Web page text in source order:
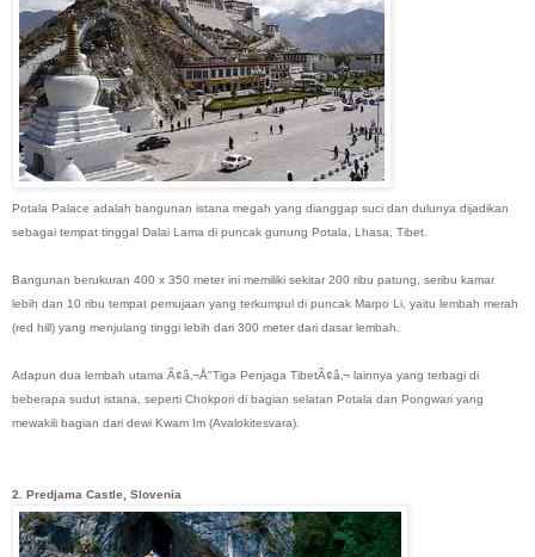
Potala Palace adalah bangunan istana megah yang dianggap suci dan dulunya dijadikan
sebagai tempat tinggal Dalai Lama di puncak gunung Potala, Lhasa, Tibet.
Bangunan berukuran 400 x 350 meter ini memiliki sekitar 200 ribu patung, seribu kamar
lebih dan 10 ribu tempat pemujaan yang terkumpul di puncak Marpo Li, yaitu lembah merah
(red hill) yang menjulang tinggi lebih dari 300 meter dari dasar lembah.
Adapun dua lembah utama Ã¢â‚¬Å"Tiga Penjaga TibetÃ¢â‚¬ lainnya yang terbagi di
beberapa sudut istana, seperti Chokpori di bagian selatan Potala dan Pongwari yang
mewakili bagian dari dewi Kwam Im (Avalokitesvara).
2. Predjama Castle, Slovenia